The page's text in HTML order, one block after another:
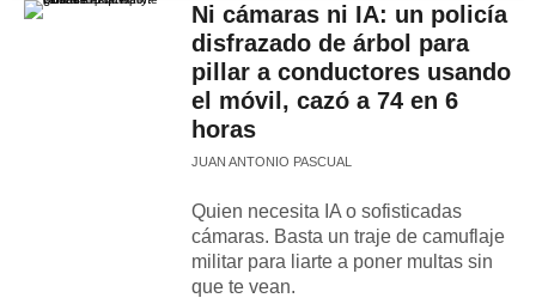
Ni cámaras ni IA: un policía
disfrazado de árbol para
pillar a conductores usando
el móvil, cazó a 74 en 6
horas
JUAN ANTONIO PASCUAL
Quien necesita IA o sofisticadas
cámaras. Basta un traje de camuflaje
militar para liarte a poner multas sin
que te vean.